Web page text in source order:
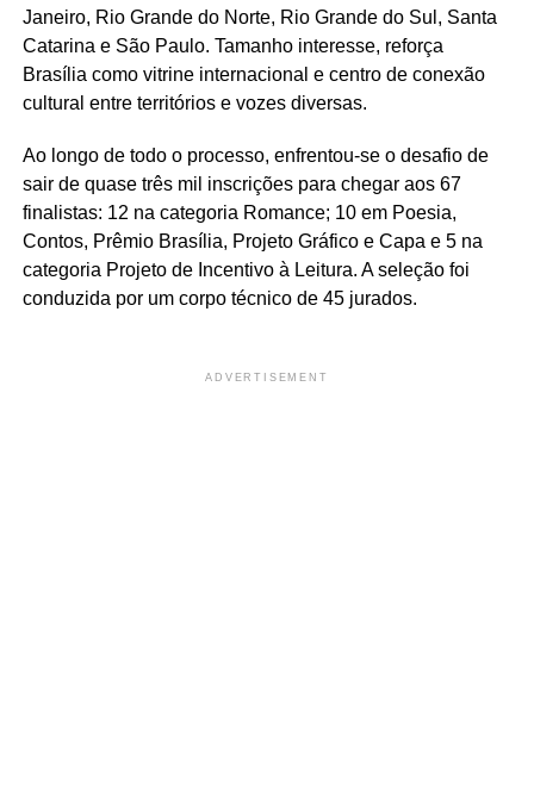
Janeiro, Rio Grande do Norte, Rio Grande do Sul, Santa
Catarina e São Paulo. Tamanho interesse, reforça
Brasília como vitrine internacional e centro de conexão
cultural entre territórios e vozes diversas.
Ao longo de todo o processo, enfrentou-se o desafio de
sair de quase três mil inscrições para chegar aos 67
finalistas: 12 na categoria Romance; 10 em Poesia,
Contos, Prêmio Brasília, Projeto Gráfico e Capa e 5 na
categoria Projeto de Incentivo à Leitura. A seleção foi
conduzida por um corpo técnico de 45 jurados.
ADVERTISEMENT